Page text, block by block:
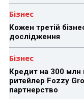
Бізнес
Кожен третій
дослідження
Бізнес
Кредит на 300 млн
ритейлер Fozzy
партнерство